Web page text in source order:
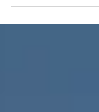
#Denktraining